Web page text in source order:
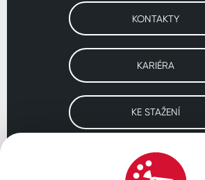
KONTAKTY
KARIÉRA
KE STAŽENÍ
Navštivte naše pobočky